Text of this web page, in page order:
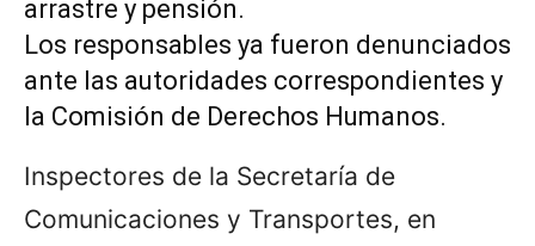
arrastre y pensión.
Los responsables ya fueron denunciados
ante las autoridades correspondientes y
la Comisión de Derechos Humanos.
Inspectores de la Secretaría de
Comunicaciones y Transportes, en